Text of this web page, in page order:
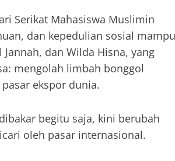
Serikat Mahasiswa Muslimin
dan kepedulian sosial mampu
dan Wilda Hisna, yang
mengolah limbah bonggol
ekspor dunia.
begitu saja, kini berubah
oleh pasar internasional.